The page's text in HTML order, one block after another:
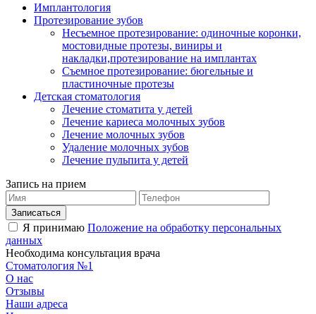
Имплантология
Протезирование зубов
Несъемное протезирование: одиночные коронки,
мостовидные протезы, виниры и
накладки,протезирование на имплантах
Съемное протезирование: бюгельные и
пластиночные протезы
Детская стоматология
Лечение стоматита у детей
Лечение кариеса молочных зубов
Лечение молочных зубов
Удаление молочных зубов
Лечение пульпита у детей
Запись на прием
Я принимаю Положение на обработку персональных
данных
Необходима консультация врача
Стоматология №1
О нас
Отзывы
Наши адреса